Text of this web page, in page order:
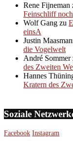
Rene Fijneman
Feinschliff
Wolf Gang zu
einsA
Justin
die Vogelwelt
André Sommer
des Zweiten
Hannes
Kratern des
Soziale
Facebook Instagram